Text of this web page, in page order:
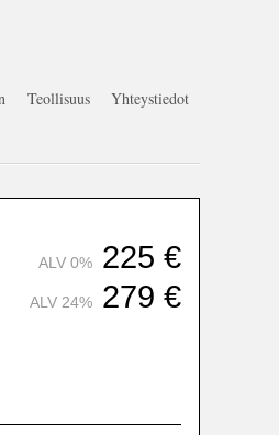
Teollisuus Yhteystiedot
ALV 0% 225 €
ALV 24% 279 €